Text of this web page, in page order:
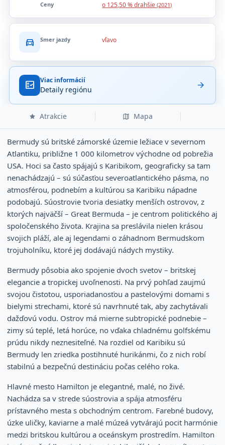
Ceny o 125,50 % drahšie(2021)
directions_car Smer jazdy vľavo
fact_check Viac informácií
Detaily regiónu arrow_forward
Atrakcie Mapa
Bermudy sú britské zámorské územie ležiace v severnom
Atlantiku, približne 1 000 kilometrov východne od pobrežia
USA. Hoci sa často spájajú s Karibikom, geograficky sa tam
nenachádzajú – sú súčasťou severoatlantického pásma, no
atmosférou, podnebím a kultúrou sa Karibiku nápadne
podobajú. Súostrovie tvoria desiatky menších ostrovov, z
ktorých najväčší – Great Bermuda – je centrom politického aj
spoločenského života. Krajina sa preslávila nielen krásou
svojich pláží, ale aj legendami o záhadnom Bermudskom
trojuholníku, ktoré jej dodávajú nádych mystiky.
Bermudy pôsobia ako spojenie dvoch svetov – britskej
elegancie a tropickej uvoľnenosti. Na prvý pohľad zaujmú
svojou čistotou, usporiadanosťou a pastelovými domami s
bielymi strechami, ktoré sú navrhnuté tak, aby zachytávali
dažďovú vodu. Ostrov má mierne subtropické podnebie –
zimy sú teplé, letá horúce, no vďaka chladnému golfskému
prúdu nikdy neznesiteľné. Na rozdiel od Karibiku sú
Bermudy len zriedka postihnuté hurikánmi, čo z nich robí
stabilnú a bezpečnú destináciu počas celého roka.
Hlavné mesto Hamilton je elegantné, malé, no živé.
Nachádza sa v strede súostrovia a spája atmosféru
prístavného mesta s obchodným centrom. Farebné budovy,
úzke uličky, kaviarne a malé múzeá vytvárajú pocit harmónie
medzi britskou kultúrou a oceánskym prostredím. Hamilton